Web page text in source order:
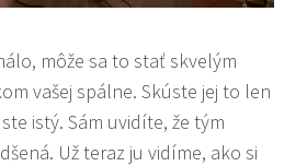
môže sa to stať skvelým
vašej spálne. Skúste jej to len
istý. Sám uvidíte, že tým
Už teraz ju vidíme, ako si